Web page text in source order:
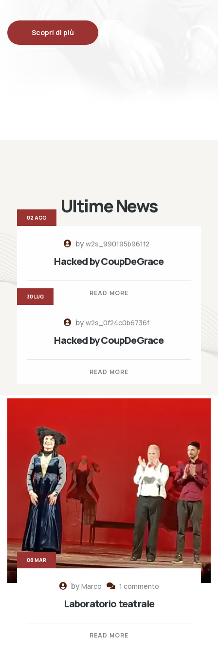
Scopri di più
Ultime News
byw2s_990195b961f2
Hacked by CoupDeGrace
READ MORE
02 AGO
byw2s_0f24c0b6736f
Hacked by CoupDeGrace
READ MORE
30 LUG
byMarco 1 commento
Laboratorio teatrale
READ MORE
08 MAR